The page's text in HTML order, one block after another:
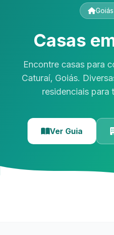
Goiás
Casas
Encontre casas para
Caturaí, Goiás.
residenciais para
Ver Guia